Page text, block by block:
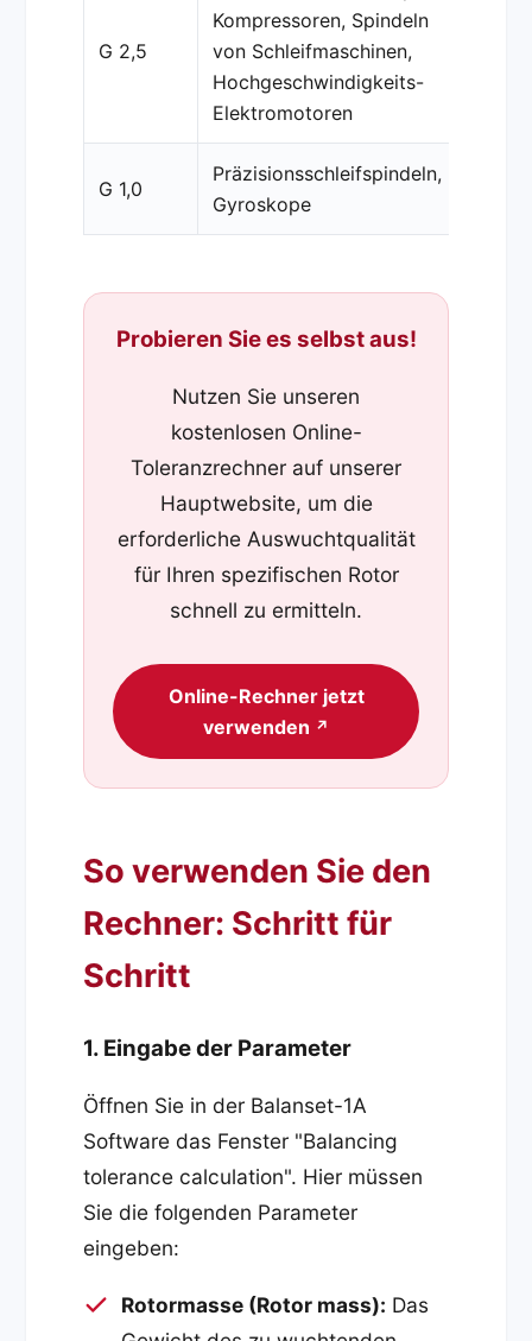
G 2,5
Kompressoren, Spindeln
von Schleifmaschinen,
Hochgeschwindigkeits-
Elektromotoren
G 1,0
Präzisionsschleifspindeln,
Gyroskope
Probieren Sie es selbst aus!
Nutzen Sie unseren
kostenlosen Online-
Toleranzrechner auf unserer
Hauptwebsite, um die
erforderliche Auswuchtqualität
für Ihren spezifischen Rotor
schnell zu ermitteln.
Online-Rechner jetzt
verwenden ↗
So verwenden Sie den
Rechner: Schritt für
Schritt
1. Eingabe der Parameter
Öffnen Sie in der Balanset-1A
Software das Fenster "Balancing
tolerance calculation". Hier müssen
Sie die folgenden Parameter
eingeben:
Rotormasse (Rotor mass): Das